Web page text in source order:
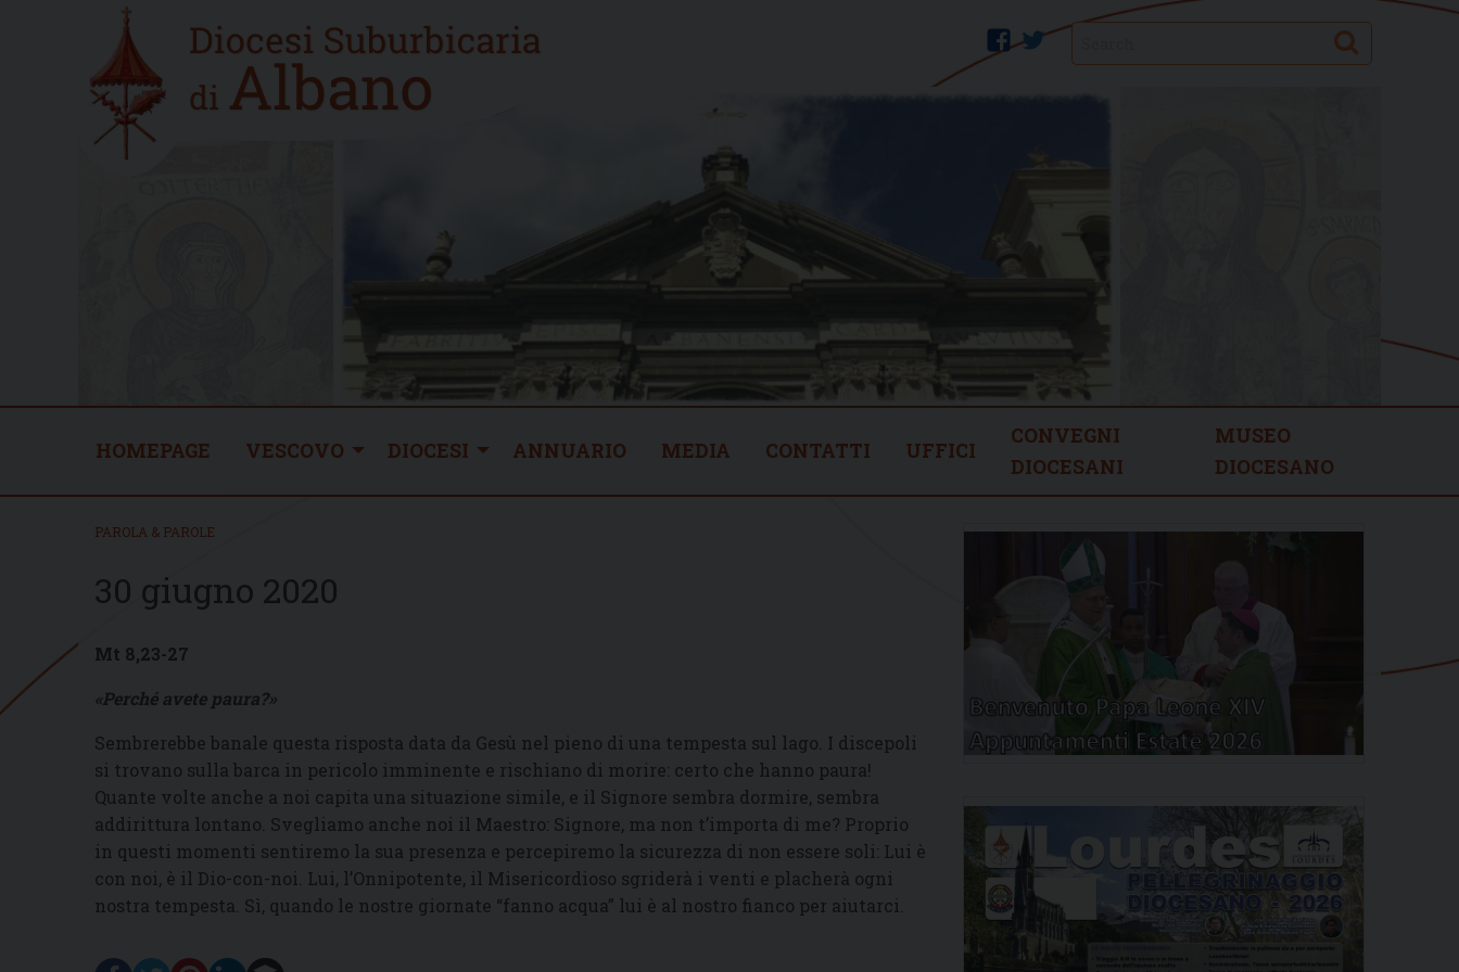
Home
new
twitter
facebook Search
HOMEPAGE VESCOVO DIOCESI ANNUARIO MEDIA CONTATTI UFFICI
CONVEGNI
DIOCESANI
MUSEO
DIOCESANO
PAROLA & PAROLE
30 giugno 2020
Mt 8,23-27
«Perché avete paura?»
Sembrerebbe banale questa risposta data da Gesù nel pieno di una tempesta sul lago. I discepoli
si trovano sulla barca in pericolo imminente e rischiano di morire: certo che hanno paura!
Quante volte anche a noi capita una situazione simile, e il Signore sembra dormire, sembra
addirittura lontano. Svegliamo anche noi il Maestro: Signore, ma non t’importa di me? Proprio
in questi momenti sentiremo la sua presenza e percepiremo la sicurezza di non essere soli: Lui è
con noi, è il Dio-con-noi. Lui, l’Onnipotente, il Misericordioso sgriderà i venti e placherà ogni
nostra tempesta. Sì, quando le nostre giornate “fanno acqua” lui è al nostro fianco per aiutarci.